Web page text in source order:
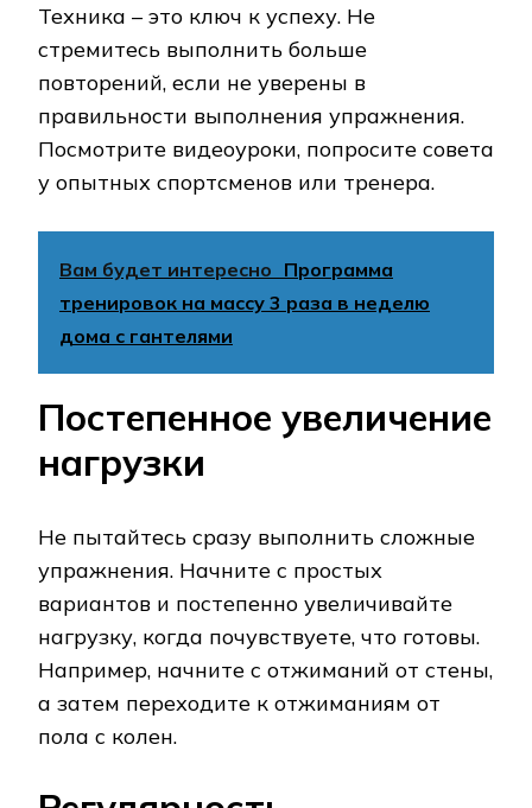
Техника – это ключ к успеху. Не
стремитесь выполнить больше
повторений, если не уверены в
правильности выполнения упражнения.
Посмотрите видеоуроки, попросите совета
у опытных спортсменов или тренера.
Вам будет интересно Программа
тренировок на массу 3 раза в неделю
дома с гантелями
Постепенное увеличение
нагрузки
Не пытайтесь сразу выполнить сложные
упражнения. Начните с простых
вариантов и постепенно увеличивайте
нагрузку, когда почувствуете, что готовы.
Например, начните с отжиманий от стены,
а затем переходите к отжиманиям от
пола с колен.